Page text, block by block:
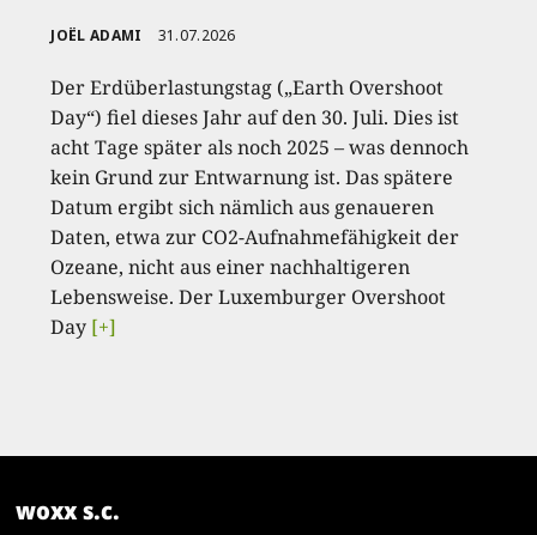
JOËL ADAMI 31.07.2026
Der Erdüberlastungstag („Earth Overshoot
Day“) fiel dieses Jahr auf den 30. Juli. Dies ist
acht Tage später als noch 2025 – was dennoch
kein Grund zur Entwarnung ist. Das spätere
Datum ergibt sich nämlich aus genaueren
Daten, etwa zur CO2-Aufnahmefähigkeit der
Ozeane, nicht aus einer nachhaltigeren
Lebensweise. Der Luxemburger Overshoot
Day [+]
woxx s.c.